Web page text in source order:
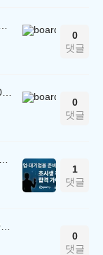
0
댓글
0
댓글
1
댓글
0
댓글